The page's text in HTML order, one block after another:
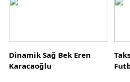
DEĞERLENDİRİYOR!
Dinamik Sağ Bek Eren
Karacaoğlu